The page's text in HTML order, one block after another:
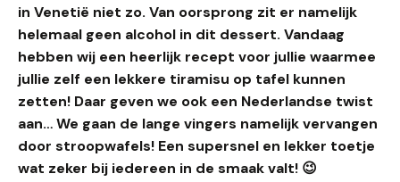
in Venetië niet zo. Van oorsprong zit er namelijk
helemaal geen alcohol in dit dessert. Vandaag
hebben wij een heerlijk recept voor jullie waarmee
jullie zelf een lekkere tiramisu op tafel kunnen
zetten! Daar geven we ook een Nederlandse twist
aan… We gaan de lange vingers namelijk vervangen
door stroopwafels! Een supersnel en lekker toetje
wat zeker bij iedereen in de smaak valt! 😉